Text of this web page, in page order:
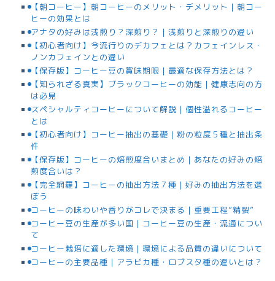
【朝コーヒー】朝コーヒーのメリット・デメリット｜朝コー
ヒーの効果とは
アナタの好みは浅煎り？深煎り？｜浅煎りと深煎りの違い
【初心者向け】今流行りのデカフェとは？カフェインレス・
ノンカフェインとの違い
【保存版】コーヒー豆の賞味期限｜最適な保存方法とは？
【知られざる真実】ブラックコーヒーの効能｜健康志向の方
は必見
スペシャルティコーヒーについて解説｜個性溢れるコーヒー
とは
【初心者向け】コーヒー抽出の基礎｜粉の粒度５種と抽出条
件
【保存版】コーヒーの焙煎度合いまとめ｜あなたの好みの焙
煎度合いは？
【完全網羅】コーヒーの抽出方法７種｜好みの抽出方法を選
ぼう
コーヒーの味わいや香りがコレで決まる｜重要工程”精製”
コーヒー豆の生産が多い国｜コーヒー豆の生産・流通につい
て
コーヒー栽培に適した環境｜環境による品質の違いについて
コーヒーの主要品種｜アラビカ種・ロブスタ種の違いとは？